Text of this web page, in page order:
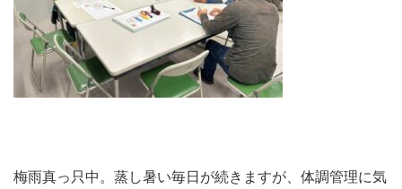
梅雨真っ只中。蒸し暑い毎日が続きますが、体調管理に気